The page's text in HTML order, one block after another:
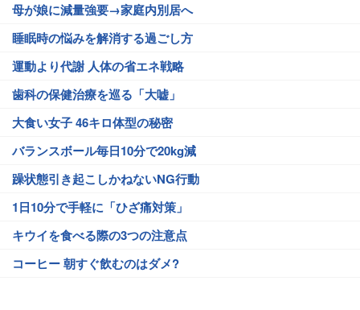
母が娘に減量強要→家庭内別居へ
睡眠時の悩みを解消する過ごし方
運動より代謝 人体の省エネ戦略
歯科の保健治療を巡る「大嘘」
大食い女子 46キロ体型の秘密
バランスボール毎日10分で20kg減
躁状態引き起こしかねないNG行動
1日10分で手軽に「ひざ痛対策」
キウイを食べる際の3つの注意点
コーヒー 朝すぐ飲むのはダメ?